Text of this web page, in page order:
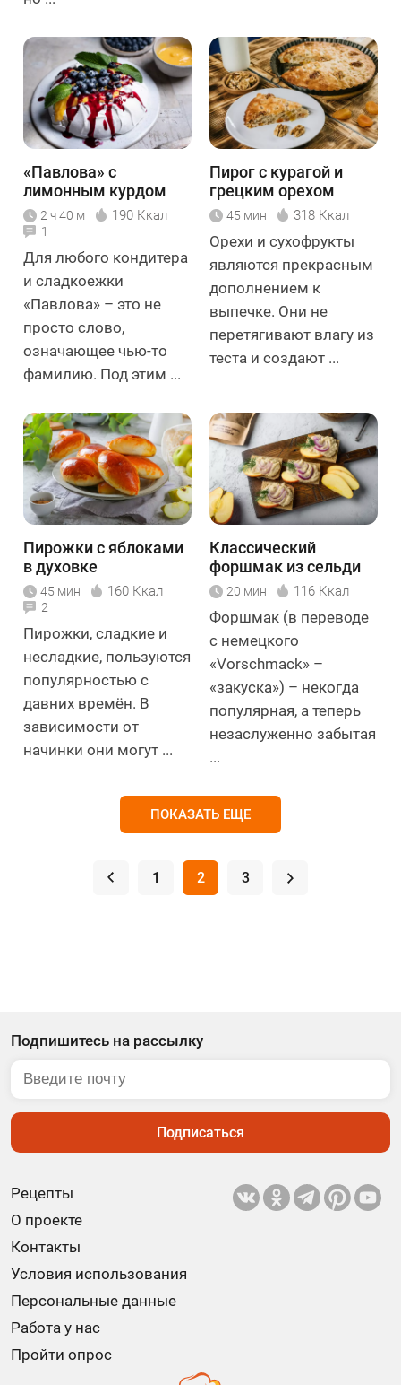
«Павлова» с
лимонным курдом
2 ч 40 м 190 Ккал
1
Для любого кондитера
и сладкоежки
«Павлова» – это не
просто слово,
означающее чью-то
фамилию. Под этим ...
Пирог с курагой и
грецким орехом
45 мин 318 Ккал
Орехи и сухофрукты
являются прекрасным
дополнением к
выпечке. Они не
перетягивают влагу из
теста и создают ...
Пирожки с яблоками
в духовке
45 мин 160 Ккал
2
Пирожки, сладкие и
несладкие, пользуются
популярностью с
давних времён. В
зависимости от
начинки они могут ...
Классический
форшмак из сельди
20 мин 116 Ккал
Форшмак (в переводе
с немецкого
«Vorschmack» –
«закуска») – некогда
популярная, а теперь
незаслуженно забытая
...
ПОКАЗАТЬ ЕЩЕ
. 1 2 3 .
Рецепты
О проекте
Контакты
Условия использования
Персональные данные
Работа у нас
Пройти опрос
Подпишитесь на рассылку
Подписаться